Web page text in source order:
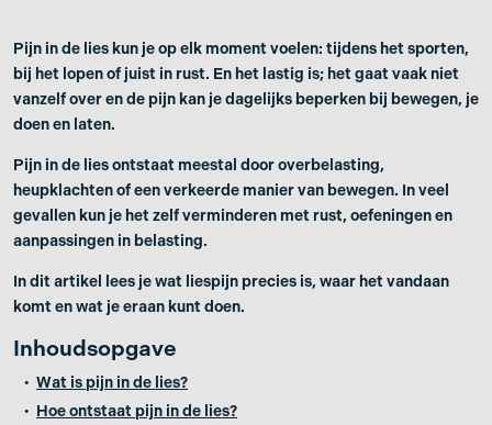
Pijn in de lies kun je op elk moment voelen: tijdens het sporten,
bij het lopen of juist in rust. En het lastig is; het gaat vaak niet
vanzelf over en de pijn kan je dagelijks beperken bij bewegen, je
doen en laten.
Pijn in de lies ontstaat meestal door overbelasting,
heupklachten of een verkeerde manier van bewegen. In veel
gevallen kun je het zelf verminderen met rust, oefeningen en
aanpassingen in belasting.
In dit artikel lees je wat liespijn precies is, waar het vandaan
komt en wat je eraan kunt doen.
Inhoudsopgave
Wat is pijn in de lies?
Hoe ontstaat pijn in de lies?